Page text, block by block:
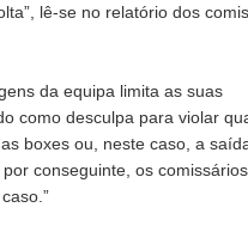
lê-se no relatório dos
da equipa limita as suas
como desculpa para violar
boxes ou, neste caso, a
conseguinte, os comissários